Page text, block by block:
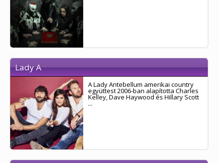
Lady A
A Lady Antebellum amerikai country
együttest 2006-ban alapította Charles
Kelley, Dave Haywood és Hillary Scott
...